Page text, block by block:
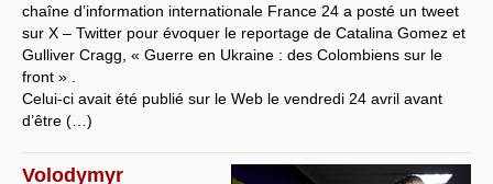
chaîne d’information internationale France 24 a posté un tweet
sur X – Twitter pour évoquer le reportage de Catalina Gomez et
Gulliver Cragg, « Guerre en Ukraine : des Colombiens sur le
front » .
Celui-ci avait été publié sur le Web le vendredi 24 avril avant
d’être (…)
Volodymyr